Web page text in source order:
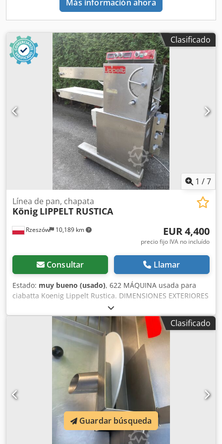
Más información ahora
Clasificado
1 /7
Rzeszów 10,189 km
Línea de pan, chapata
König LIPPELT RUSTICA
EUR 4,400
precio fijo IVA no incluído
Consultar Llamar
Estado: muy bueno (usado), 622 MÁQUINA usada para
ciabatta Koenig Lippelt Rustica. DIMENSIONES EXTERIORES
(en cm): - ancho: 180, - largo: 75, - alto: 153. DATOS
TÉCNICOS: - peso: 20–700 g, - 4 rodillos de corte. La
máquina está lista para ser inspeccionada en nuestro
almacén (36-068 Bachórz, Polonia). Opciones de pago
disponibles: transporte. Cjdsnpxl Dspfx Amueha El precio
indicado es neto. Hablamos inglés, alemán, francés, ruso y
Clasificado
Guardar búsqueda